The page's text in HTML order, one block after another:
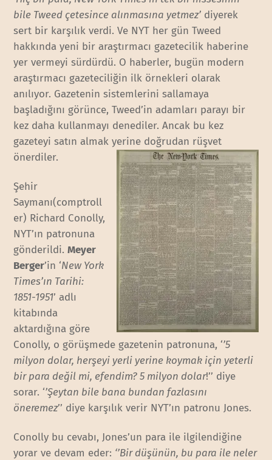
bile Tweed çetesince alınmasına yetmez’ diyerek
sert bir karşılık verdi. Ve NYT her gün Tweed
hakkında yeni bir araştırmacı gazetecilik haberine
yer vermeyi sürdürdü. O haberler, bugün modern
araştırmacı gazeteciliğin ilk örnekleri olarak
anılıyor. Gazetenin sistemlerini sallamaya
başladığını görünce, Tweed’in adamları parayı bir
kez daha kullanmayı denediler. Ancak bu kez
gazeteyi satın almak yerine doğrudan rüşvet
önerdiler.
Şehir
Saymanı(comptroll
er) Richard Conolly,
NYT’ın patronuna
gönderildi.Meyer
Berger’in ‘New York
Times’ın Tarihi:
1851-1951’ adlı
kitabında
aktardığına göre
Conolly, o görüşmede gazetenin patronuna, ‘’5
milyon dolar, herşeyi yerli yerine koymak için yeterli
bir para değil mi, efendim? 5 milyon dolar!’’ diye
sorar. ‘’Şeytan bile bana bundan fazlasını
öneremez’’ diye karşılık verir NYT’ın patronu Jones.
Conolly bu cevabı, Jones’un para ile ilgilendiğine
yorar ve devam eder: ‘’Bir düşünün, bu para ile neler